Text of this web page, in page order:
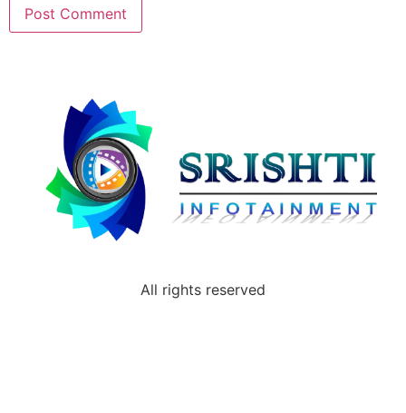
All rights reserved